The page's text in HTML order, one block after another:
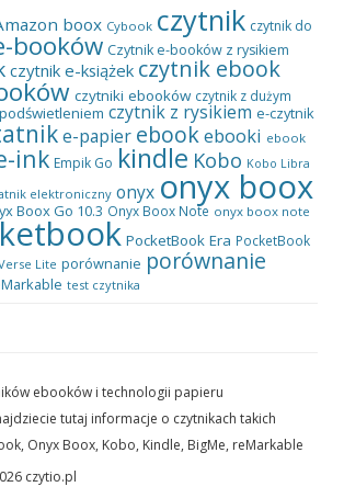
boox Cybook czytnik czytnik do
booków Czytnik e-booków z rysikiem
czytnik e-książek czytnik ebook
czytniki ebooków czytnik z dużym
czytnik z rysikiem e-czytnik
e-papier ebookebooki ebook
ink Empik Go kindle Kobo Kobo Libra
elektroniczny onyx onyx boox
Boox Go 10.3 Onyx Boox Note onyx boox note
PocketBook Era PocketBook
Lite porównanie porównanie
test czytnika
ebooków i technologii papieru
tutaj informacje o czytnikach takich
Onyx Boox, Kobo, Kindle, BigMe, reMarkable
czytio.pl